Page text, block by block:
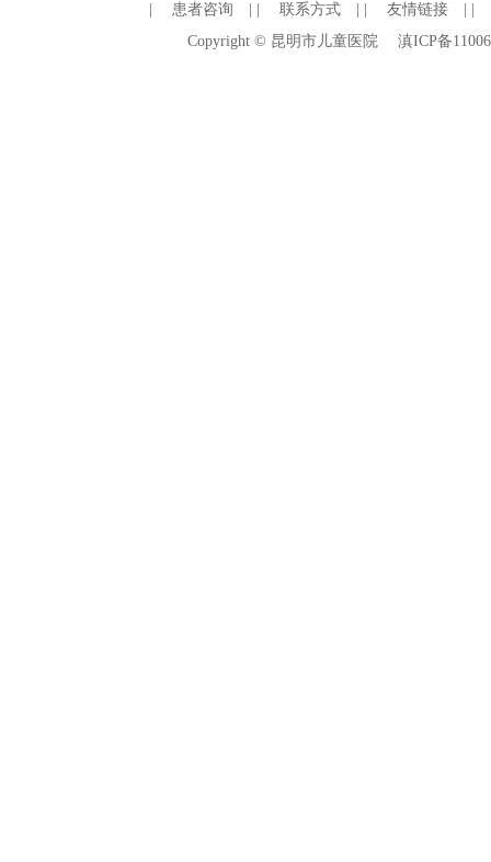
患者咨询 联系方式 友情链接
Copyright © 昆明市儿童医院 滇ICP备